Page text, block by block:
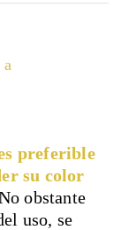
preferible
su color
obstante
uso, se